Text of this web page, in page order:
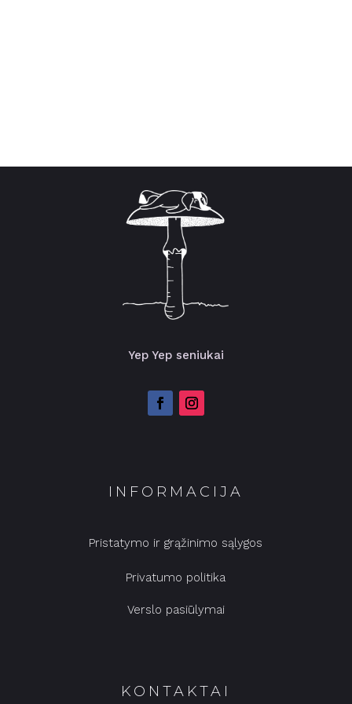
Yep Yep seniukai
INFORMACIJA
Pristatymo ir grąžinimo sąlygos
Privatumo politika
Verslo pasiūlymai
KONTAKTAI